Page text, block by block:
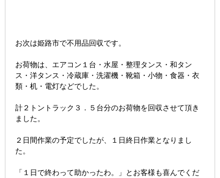
お次は姫路市で不用品回収です。
お荷物は、エアコン１台・水屋・整理タンス・和タン
ス・洋タンス・冷蔵庫・洗濯機・靴箱・小物・食器・衣
類・机・電灯などでした。
計２トントラック３．５台分のお荷物を回収させて頂き
ました。
２日間作業の予定でしたが、１日終日作業となりまし
た。
「１日で終わって助かったわ。」とお客様も喜んでくだ